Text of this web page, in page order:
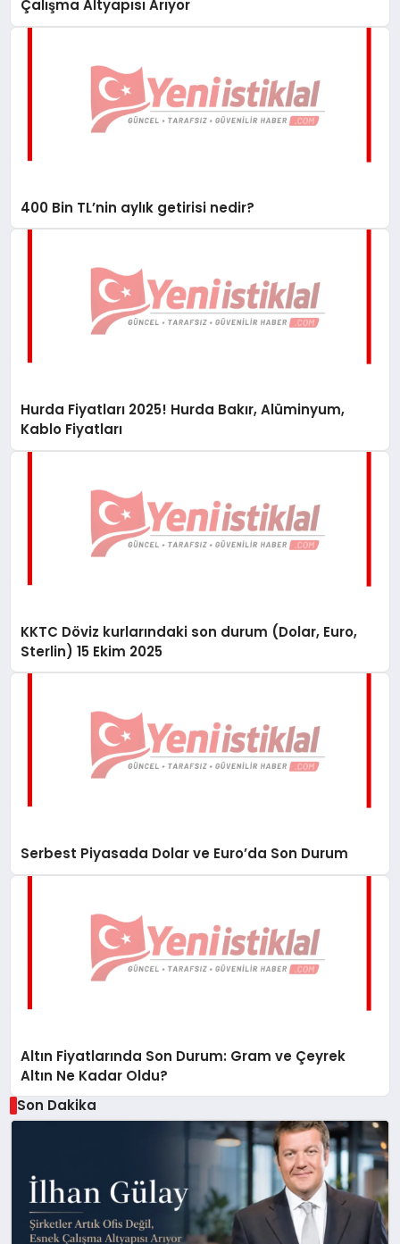
Çalışma Altyapısı Arıyor
400 Bin TL’nin aylık getirisi nedir?
Hurda Fiyatları 2025! Hurda Bakır, Alüminyum,
Kablo Fiyatları
KKTC Döviz kurlarındaki son durum (Dolar, Euro,
Sterlin) 15 Ekim 2025
Serbest Piyasada Dolar ve Euro’da Son Durum
Altın Fiyatlarında Son Durum: Gram ve Çeyrek
Altın Ne Kadar Oldu?
Son Dakika